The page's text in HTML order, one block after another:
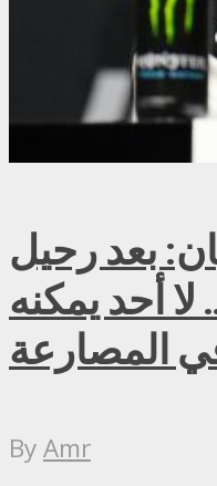
بعد رحيل
أحد يمكنه
المصارعة
ByAmr